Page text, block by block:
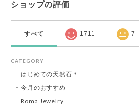
ショップの評価
すべて 1711 7
CATEGORY
はじめての天然石＊
今月のおすすめ
Roma Jewelry